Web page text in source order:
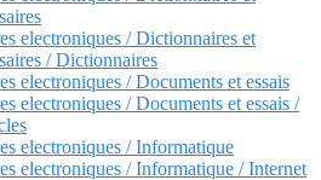
electroniques / Dictionnaires et
/ Dictionnaires
electroniques / Documents et essais
electroniques / Documents et essais /
electroniques / Informatique
electroniques / Informatique / Internet